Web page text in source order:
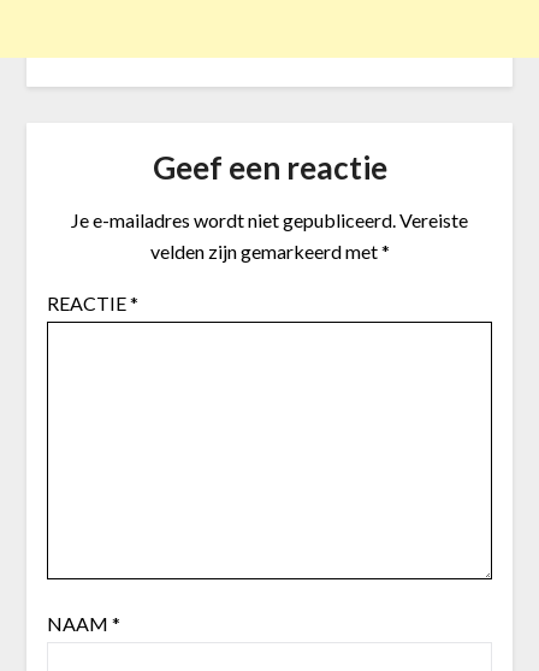
Geef een reactie
Je e-mailadres wordt niet gepubliceerd.Vereiste
velden zijn gemarkeerd met*
REACTIE*
NAAM *